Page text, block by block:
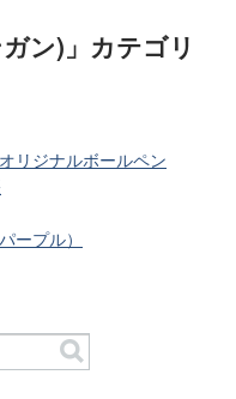
ン)」カテゴリ
リジナルボールペン
ープル）